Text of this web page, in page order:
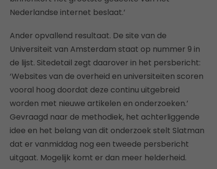
Nederlandse internet beslaat.’
Ander opvallend resultaat. De site van de
Universiteit van Amsterdam staat op nummer 9 in
de lijst. Sitedetail zegt daarover in het persbericht:
‘Websites van de overheid en universiteiten scoren
vooral hoog doordat deze continu uitgebreid
worden met nieuwe artikelen en onderzoeken.’
Gevraagd naar de methodiek, het achterliggende
idee en het belang van dit onderzoek stelt Slatman
dat er vanmiddag nog een tweede persbericht
uitgaat. Mogelijk komt er dan meer helderheid.